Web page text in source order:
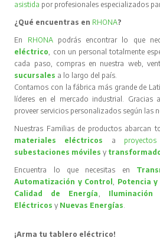
asistida por profesionales especializados
¿Qué encuentras en RHONA?
En RHONA podrás encontrar lo que
eléctrico , con un personal totalmente
cada paso, compras en nuestra web,
sucursales a lo largo del país.
Contamos con la fábrica más grande de
líderes en el mercado industrial. Gracias
proveer servicios personalizados según las
Nuestras Familias de productos abarcan
materiales eléctricos
a proyectos
subestaciones móvilesy
Encuentra lo que necesitas en
Automatización y Control
Potencia y
Calidad de Energía
Iluminación
Eléctricos y Nuevas Energías
¡Arma tu tablero eléctrico!